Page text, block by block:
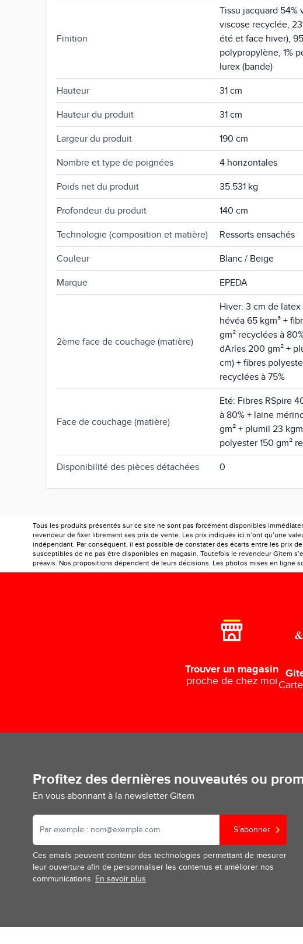
Finition
Tissu jacquard 54%
viscose recyclée,
été et face hiver),
polypropylène, 1%
lurex (bande)
Hauteur 31 cm
Hauteur du produit 31 cm
Largeur du produit 190 cm
Nombre et type de poignées 4 horizontales
Poids net du produit 35.531 kg
Profondeur du produit 140 cm
Technologie (composition et matière) Ressorts ensachés
Couleur Blanc / Beige
Marque EPEDA
2ème face de couchage (matière)
Hiver: 3 cm de latex
hévéa 65 kgm³ +
gm² recyclées à
dArles 200 gm² +
cm) + fibres
recyclées à 75%
Face de couchage (matière)
Eté: Fibres RSpire
à 80% + laine
gm² + plumil 23
polyester 150 gm²
Disponibilité des pièces détachées 0
Tous les produits présentés sur ce site ne sont pas forcément disponibles
revendeur de fixer librement ses prix de vente. Les prix indiqués ici n’ont qu’une
indépendant. Par conséquent, il est possible de constater des écarts entre les prix
susceptibles de ne pas être disponibles en magasin. Toutefois le revendeur Gitem
préavis. Nos propositions dépendent de leurs décisions. Les photos mises en ligne
Trouver un magasin
proche de chez moi
Profitez des dernières nouveautés ou
En vous abonnant à la newsletter Gitem
S'abonner
Ces emails peuvent contenir des technologies permettant de mesurer
leur ouverture afin de personnaliser les contenus et améliorer nos
communications. En savoir plus